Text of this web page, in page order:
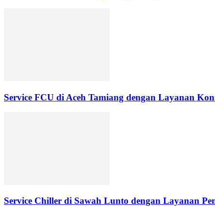
Service FCU di Aceh Tamiang dengan Layanan
Service Chiller di Sawah Lunto dengan Layanan